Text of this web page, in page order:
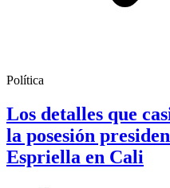
Política
Los detalles que
la posesión
Espriella en Cali